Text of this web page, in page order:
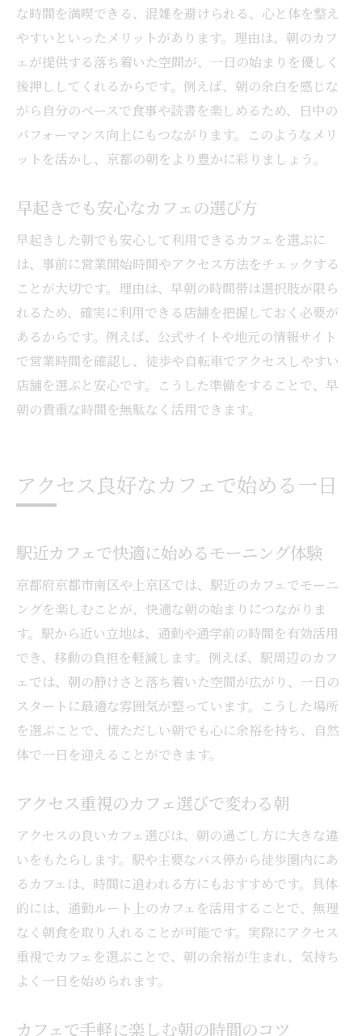
な時間を満喫できる、混雑を避けられる、心と体を整え
やすいといったメリットがあります。理由は、朝のカフ
ェが提供する落ち着いた空間が、一日の始まりを優しく
後押ししてくれるからです。例えば、朝の余白を感じな
がら自分のペースで食事や読書を楽しめるため、日中の
パフォーマンス向上にもつながります。このようなメリ
ットを活かし、京都の朝をより豊かに彩りましょう。
早起きでも安心なカフェの選び方
早起きした朝でも安心して利用できるカフェを選ぶに
は、事前に営業開始時間やアクセス方法をチェックする
ことが大切です。理由は、早朝の時間帯は選択肢が限ら
れるため、確実に利用できる店舗を把握しておく必要が
あるからです。例えば、公式サイトや地元の情報サイト
で営業時間を確認し、徒歩や自転車でアクセスしやすい
店舗を選ぶと安心です。こうした準備をすることで、早
朝の貴重な時間を無駄なく活用できます。
アクセス良好なカフェで始める一日
駅近カフェで快適に始めるモーニング体験
京都府京都市南区や上京区では、駅近のカフェでモーニ
ングを楽しむことが、快適な朝の始まりにつながりま
す。駅から近い立地は、通勤や通学前の時間を有効活用
でき、移動の負担を軽減します。例えば、駅周辺のカフ
ェでは、朝の静けさと落ち着いた空間が広がり、一日の
スタートに最適な雰囲気が整っています。こうした場所
を選ぶことで、慌ただしい朝でも心に余裕を持ち、自然
体で一日を迎えることができます。
アクセス重視のカフェ選びで変わる朝
アクセスの良いカフェ選びは、朝の過ごし方に大きな違
いをもたらします。駅や主要なバス停から徒歩圏内にあ
るカフェは、時間に追われる方にもおすすめです。具体
的には、通勤ルート上のカフェを活用することで、無理
なく朝食を取り入れることが可能です。実際にアクセス
重視でカフェを選ぶことで、朝の余裕が生まれ、気持ち
よく一日を始められます。
カフェで手軽に楽しむ朝の時間のコツ